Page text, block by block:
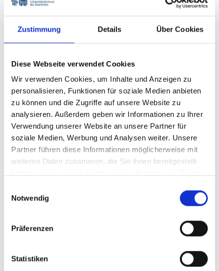
Zustimmung Details Über Cookies
Diese Webseite verwendet Cookies
Wir verwenden Cookies, um Inhalte und Anzeigen zu
personalisieren, Funktionen für soziale Medien anbieten
zu können und die Zugriffe auf unsere Website zu
analysieren. Außerdem geben wir Informationen zu Ihrer
Verwendung unserer Website an unsere Partner für
soziale Medien, Werbung und Analysen weiter. Unsere
Partner führen diese Informationen möglicherweise mit
weiteren Daten zusammen, die Sie ihnen bereitgestellt
Notwendig
Präferenzen
Statistiken
Neuroonkologisch
e Zentrum
Prostatakrebszent
Wir sind zertifiziert - UTS Profil